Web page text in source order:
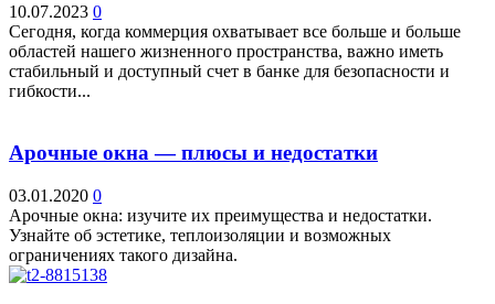
10.07.2023 0
Сегодня, когда коммерция охватывает все больше и больше
областей нашего жизненного пространства, важно иметь
стабильный и доступный счет в банке для безопасности и
гибкости...
Арочные окна — плюсы и недостатки
03.01.2020 0
Арочные окна: изучите их преимущества и недостатки.
Узнайте об эстетике, теплоизоляции и возможных
ограничениях такого дизайна.